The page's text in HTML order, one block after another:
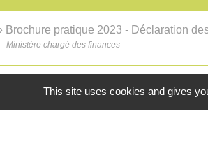
Brochure pratique 2023 - Déclaration
Ministère chargé des finances
This site uses cookies and gives